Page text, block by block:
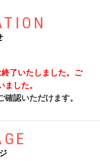
了いたしました。ご
した。
確認いただけます。